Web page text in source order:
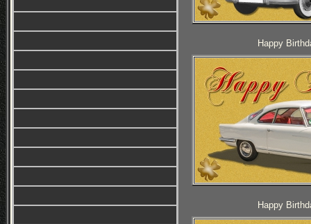
Happy
Happy